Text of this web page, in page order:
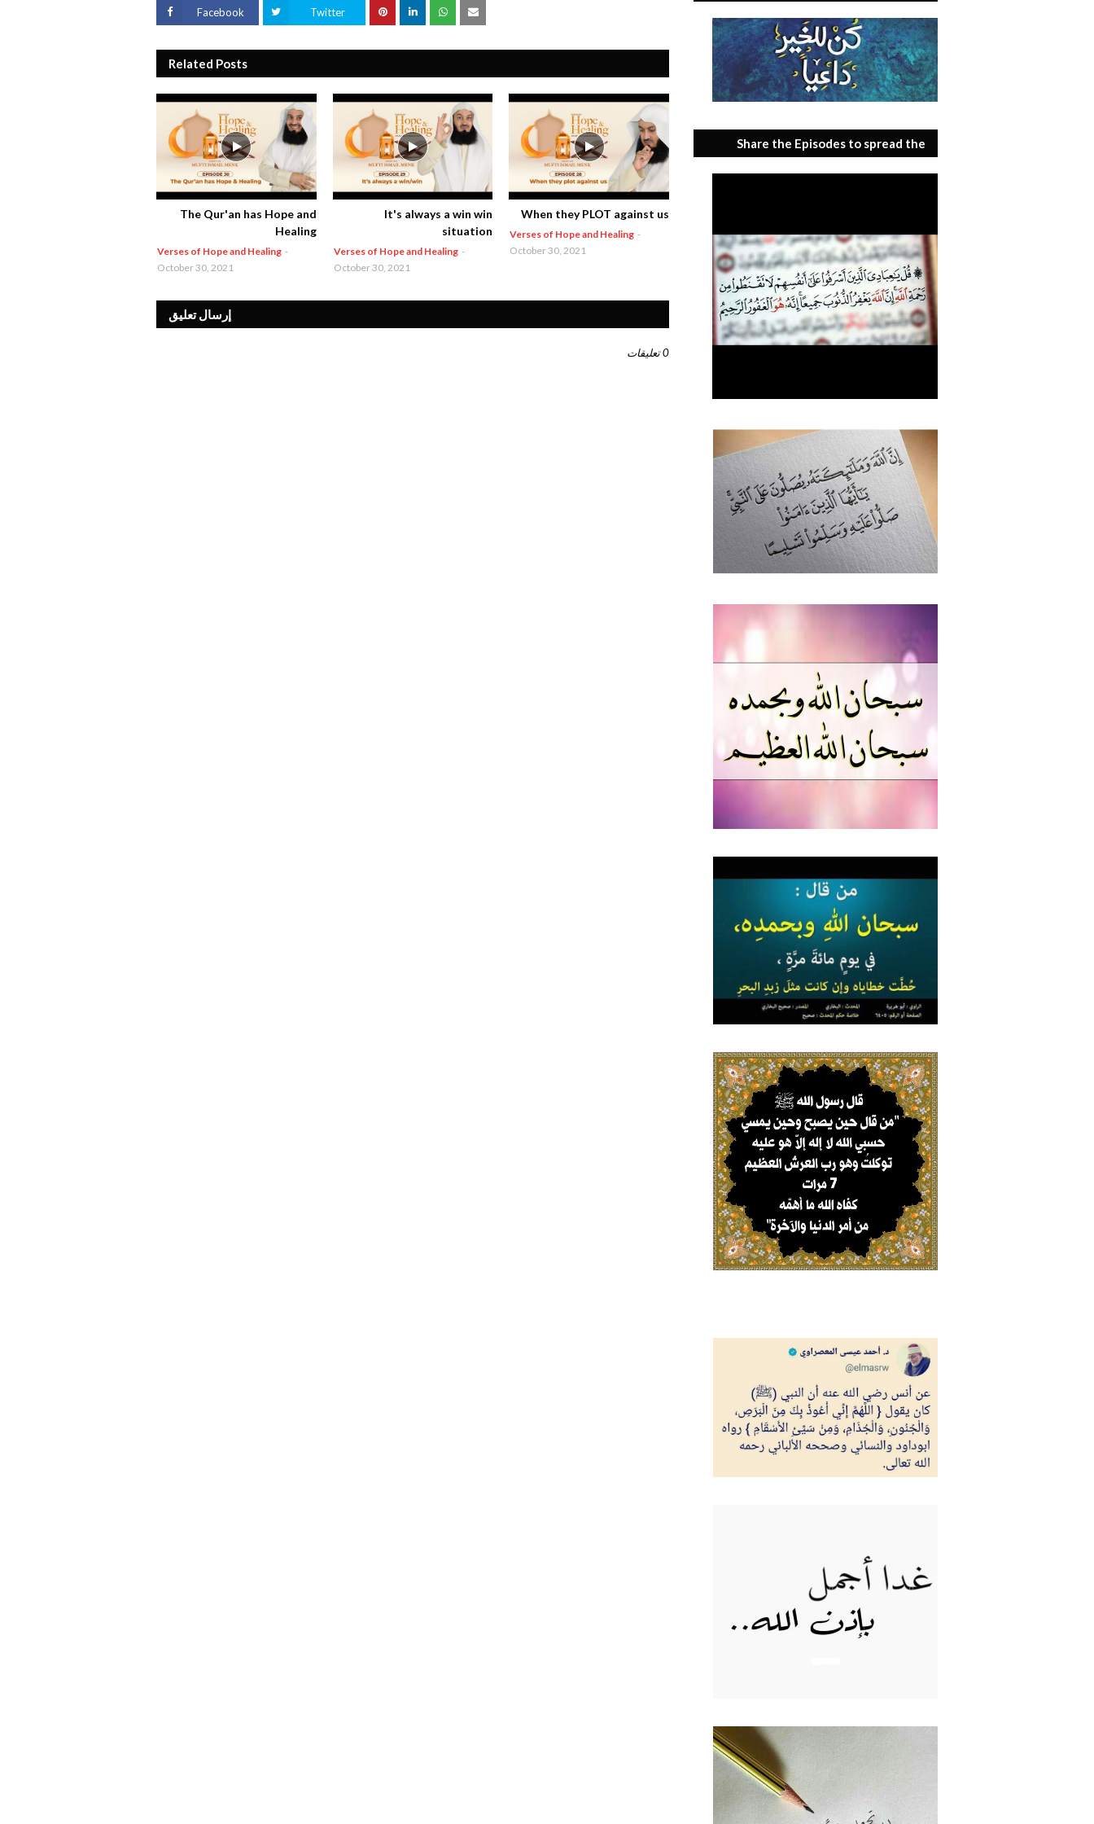
Facebook Twitter
Related Posts
The Qur'an has Hope and
Healing
Verses of Hope and Healing -
October 30, 2021
It's always a win win
situation
Verses of Hope and Healing -
October 30, 2021
When they PLOT against us
Verses of Hope and Healing -
October 30, 2021
إرسال تعليق
0 تعليقات
Share the Episodes to spread the
benefit